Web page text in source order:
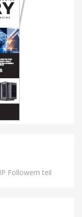
Followern teil